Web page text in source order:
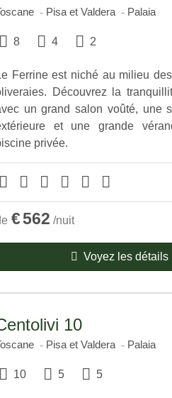
Pisa et Valdera Palaia
8 4 2
Ferrine est niché au milieu
Découvrez la
un grand salon voûté, une
et une grande
privée.
€562 /nuit
Voyez les détails
10
Pisa et Valdera Palaia
10 5 5